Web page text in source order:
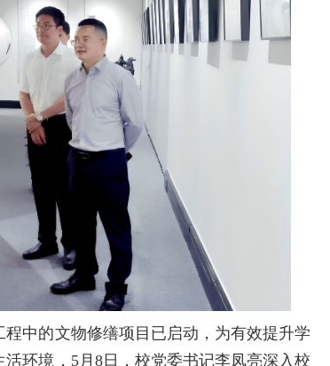
中的文物修缮项目已启动，为有效提升学
环境，5月8日，校党委书记李凤亮深入校